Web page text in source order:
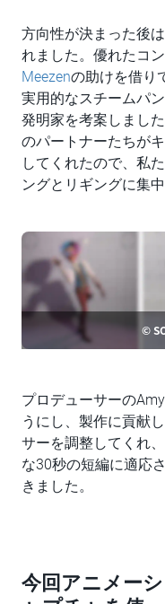
方向性が決まった後
れました。優れたコ
Meezenの助けを借り
実用的なスチームパ
発明家を考案しまし
のパートナーたちが
してくれたので、私
ングとリギングに集
©
プロデューサーの
うにし、製作に貢献
サーを調整してくれ
な30秒の短編に適応
きました。
今回アニメー